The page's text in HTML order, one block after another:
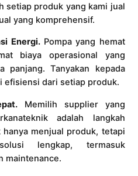
setiap produk yang kami jual
yang komprehensif.
Energi.Pompa yang hemat
biaya operasional yang
panjang. Tanyakan kepada
efisiensi dari setiap produk.
Memilih supplier yang
adalah langkah
menjual produk, tetapi
lengkap, termasuk
maintenance.